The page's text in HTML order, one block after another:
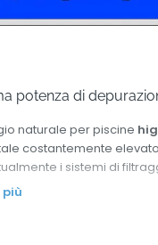
potenza di
naturale per piscine
costantemente
i sistemi di
e sono particolarmente
più